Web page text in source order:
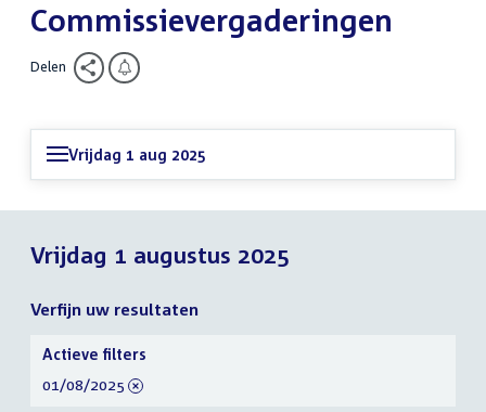
Commissievergaderingen
Delen
Vrijdag 1 aug 2025
Vrijdag 1 augustus 2025
Verfijn uw resultaten
Verfijn
uw
resultaten
Actieve filters
verwijder
01/08/2025